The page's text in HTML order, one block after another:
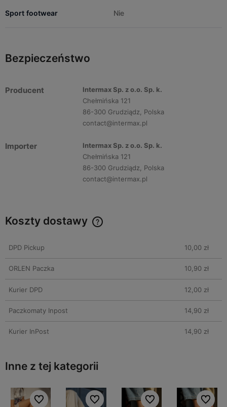
Sport footwear Nie
Bezpieczeństwo
Producent
Intermax Sp. z o.o. Sp. k.
Chełmińska 121
86-300 Grudziądz, Polska
contact@intermax.pl
Importer
Intermax Sp. z o.o. Sp. k.
Chełmińska 121
86-300 Grudziądz, Polska
contact@intermax.pl
Koszty dostawy
DPD Pickup 10,00 zł
ORLEN Paczka 10,90 zł
Kurier DPD 12,00 zł
Paczkomaty Inpost 14,90 zł
Kurier InPost 14,90 zł
Inne z tej kategorii
Do ulubionych
Do ulubionych Do ulubionych
Do ulubionych Do ulubionych
Do ulubionych Do
Do